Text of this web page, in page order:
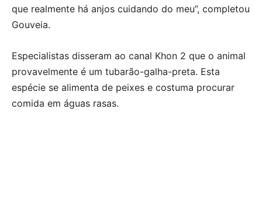
que realmente há anjos cuidando do meu”, completou
Gouveia.
Especialistas disseram ao canal Khon 2 que o animal
provavelmente é um tubarão-galha-preta. Esta
espécie se alimenta de peixes e costuma procurar
comida em águas rasas.